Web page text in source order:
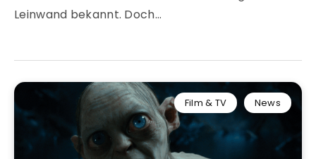
Leinwand bekannt. Doch…
Film & TV News